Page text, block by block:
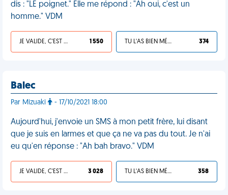
dis : "LE poignet." Elle me répond : "Ah oui, c'est un
homme." VDM
JE VALIDE, C'EST UNE VDM 1 550 TU L'AS BIEN MÉRITÉ 374
Balec
Par Mizuaki - 17/10/2021 18:00
Aujourd'hui, j'envoie un SMS à mon petit frère, lui disant
que je suis en larmes et que ça ne va pas du tout. Je n'ai
eu qu'en réponse : "Ah bah bravo." VDM
JE VALIDE, C'EST UNE VDM 3 028 TU L'AS BIEN MÉRITÉ 358